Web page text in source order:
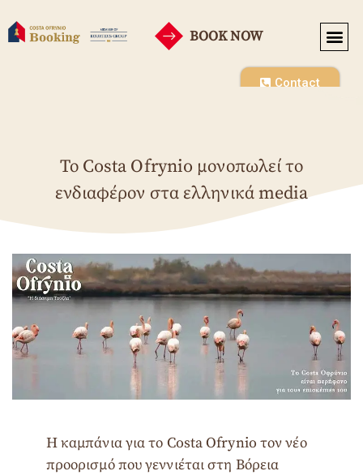
BOOK NOW
Contact
Το Costa Ofrynio μονοπωλεί το
ενδιαφέρον στα ελληνικά media
Η καμπάνια για το Costa Ofrynio τον νέο
προορισμό που γεννιέται στη Βόρεια